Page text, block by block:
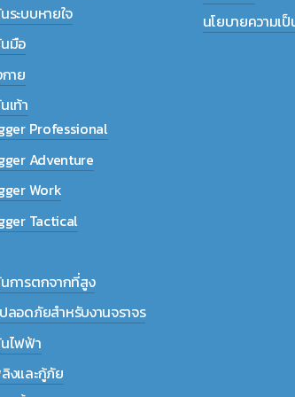
ะบบหายใจ
มือ
าย
ท้า
Professional
Adventure
Work
Tactical
การตกจากที่สูง
อดภัยสำหรับงานจราจร
ไฟฟ้า
งและกู้ภัย
นโยบายความเ